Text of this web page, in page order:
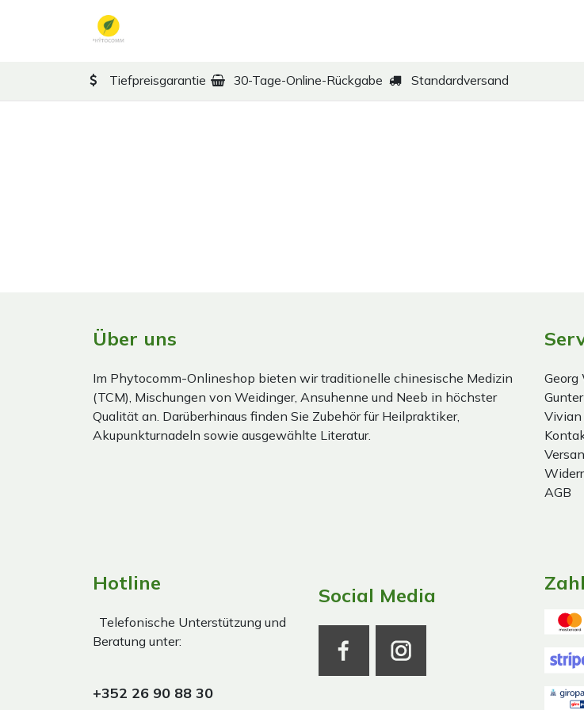
Tiefpreisgarantie 30-Tage-Online-Rückgabe Standardversand
Über uns
Im Phytocomm-Onlineshop bieten wir traditionelle chinesische Medizin
(TCM), Mischungen von Weidinger, Ansuhenne und Neeb in höchster
Qualität an. Darüberhinaus finden Sie Zubehör für Heilpraktiker,
Akupunkturnadeln sowie ausgewählte Literatur.
Georg
AGB
Hotline
Telefonische Unterstützung und
Beratung unter:
+352 26 90 88 30
Social Media